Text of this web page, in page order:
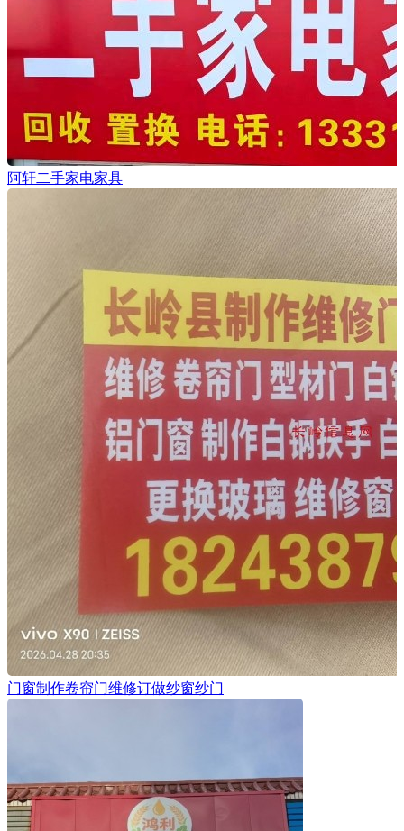
阿轩二手家电家具
门窗制作卷帘门维修订做纱窗纱门